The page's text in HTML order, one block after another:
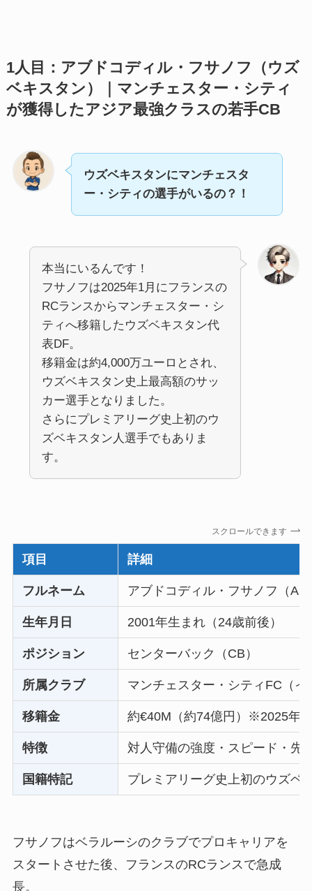
1人目：アブドコディル・フサノフ（ウズ
ベキスタン）｜マンチェスター・シティ
が獲得したアジア最強クラスの若手CB
ウズベキスタンにマンチェスタ
ー・シティの選手がいるの？！
本当にいるんです！
フサノフは2025年1月にフランスの
RCランスからマンチェスター・シ
ティへ移籍したウズベキスタン代
表DF。
移籍金は約4,000万ユーロとされ、
ウズベキスタン史上最高額のサッ
カー選手となりました。
さらにプレミアリーグ史上初のウ
ズベキスタン人選手でもありま
す。
スクロールできます
項目 詳細
フルネーム アブドコディル・フサノフ（
生年月日 2001年生まれ（24歳前後）
ポジション センターバック（CB）
所属クラブ マンチェスター・シティFC（
移籍金 約€40M（約74億円）※2025年1
特徴 対人守備の強度・スピード・先
国籍特記 プレミアリーグ史上初のウズベ
フサノフはベラルーシのクラブでプロキャリアを
スタートさせた後、フランスのRCランスで急成
長。